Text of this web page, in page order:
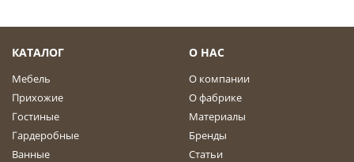
КАТАЛОГ
Мебель
Прихожие
Гостиные
Гардеробные
Ванные
О НАС
О компании
О фабрике
Материалы
Бренды
Статьи